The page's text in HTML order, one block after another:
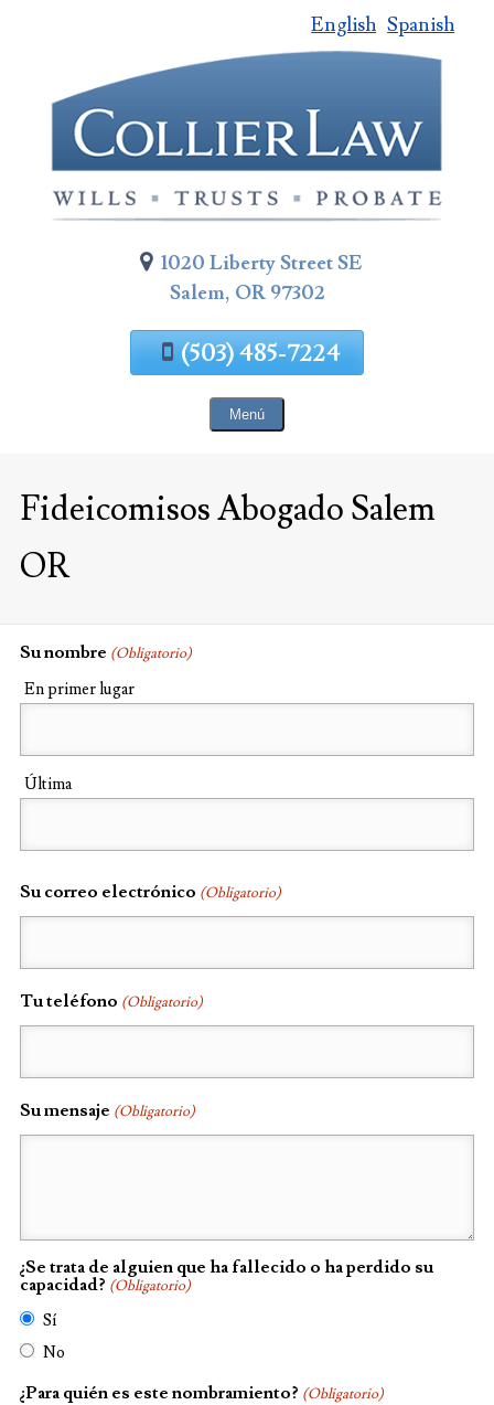
contenido
de
página
English Spanish
1020 Liberty Street SE
Salem, OR 97302
(503) 485-7224
Menú
Fideicomisos Abogado Salem
OR
Su nombre (Obligatorio)
En primer lugar
Última
Su correo electrónico (Obligatorio)
Tu teléfono (Obligatorio)
Su mensaje (Obligatorio)
¿Se trata de alguien que ha fallecido o ha perdido su
capacidad? (Obligatorio)
Sí
No
¿Para quién es este nombramiento? (Obligatorio)